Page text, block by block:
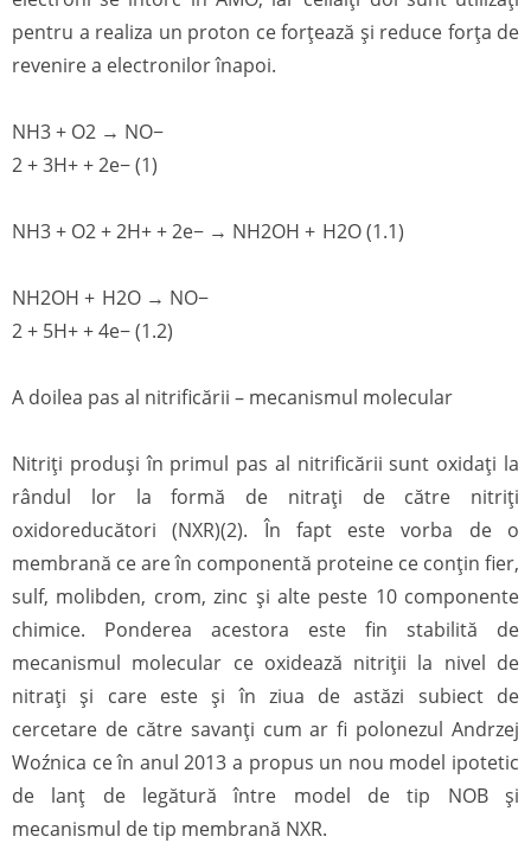
pentru a realiza un proton ce forţează şi reduce forţa de
revenire a electronilor înapoi.
NH3 + O2 → NO−
2 + 3H+ + 2e− (1)
NH3 + O2 + 2H+ + 2e− → NH2OH + H2O (1.1)
NH2OH + H2O → NO−
2 + 5H+ + 4e− (1.2)
A doilea pas al nitrificării – mecanismul molecular
Nitriţi produşi în primul pas al nitrificării sunt oxidaţi la
rândul lor la formă de nitraţi de către nitriţi
oxidoreducători (NXR)(2). În fapt este vorba de o
membrană ce are în componentă proteine ce conţin fier,
sulf, molibden, crom, zinc şi alte peste 10 componente
chimice. Ponderea acestora este fin stabilită de
mecanismul molecular ce oxidează nitriţii la nivel de
nitraţi şi care este şi în ziua de astăzi subiect de
cercetare de către savanţi cum ar fi polonezul Andrzej
Woźnica ce în anul 2013 a propus un nou model ipotetic
de lanţ de legătură între model de tip NOB şi
mecanismul de tip membrană NXR.